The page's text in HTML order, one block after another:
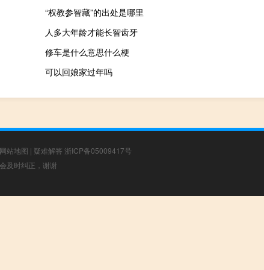
“权教参智藏”的出处是哪里
人多大年龄才能长智齿牙
修车是什么意思什么梗
可以回娘家过年吗
网站地图 | 疑难解答 浙ICP备05009417号
及时纠正，谢谢